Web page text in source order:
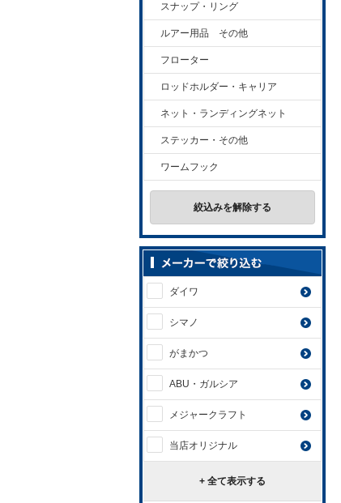
スナップ・リング
ルアー用品 その他
フローター
ロッドホルダー・キャリア
ネット・ランディングネット
ステッカー・その他
ワームフック
絞込みを解除する
ダイワ
シマノ
がまかつ
ABU・ガルシア
メジャークラフト
当店オリジナル
+ 全て表示する